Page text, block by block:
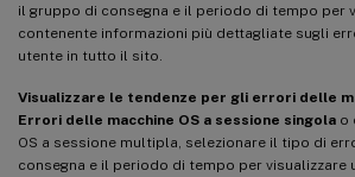
il gruppo di consegna e il periodo di tempo per
contenente informazioni più dettagliate sugli
utente in tutto il sito.
Visualizzare le tendenze per gli errori delle
Errori delle macchine OS a sessione singola o
OS a sessione multipla, selezionare il tipo di
consegna e il periodo di tempo per visualizzare